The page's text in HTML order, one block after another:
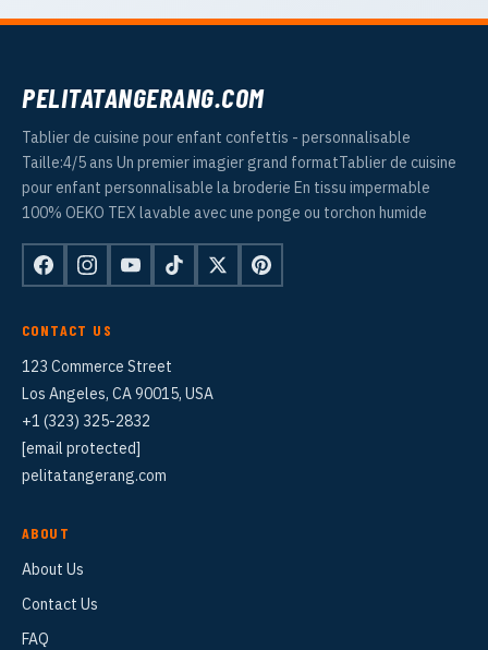
PELITATANGERANG.COM
Tablier de cuisine pour enfant confettis - personnalisable
Taille:4/5 ans Un premier imagier grand formatTablier de cuisine
pour enfant personnalisable la broderie En tissu impermable
100% OEKO TEX lavable avec une ponge ou torchon humide
CONTACT US
123 Commerce Street
Los Angeles, CA 90015, USA
+1 (323) 325-2832
[email protected]
pelitatangerang.com
ABOUT
About Us
Contact Us
FAQ